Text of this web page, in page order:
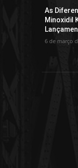
As
Minoxidil
6 de março